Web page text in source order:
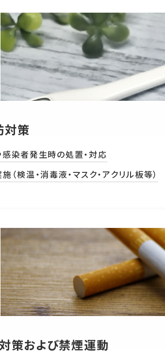
対策
染者発生時の処置・対応
（検温・消毒液・マスク・アクリル板等）
対策および禁煙運動